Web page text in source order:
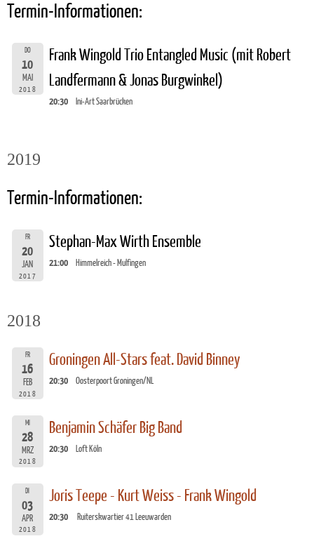
Termin-Informationen:
DO
10
MAI
2018
Frank Wingold Trio Entangled Music (mit Robert
Landfermann & Jonas Burgwinkel)
20:30 Ini-Art Saarbrücken
2019
Termin-Informationen:
FR
20
JAN
2017
Stephan-Max Wirth Ensemble
21:00 Himmelreich - Mulfingen
2018
FR
16
FEB
2018
Groningen All-Stars feat. David Binney
20:30 Oosterpoort Groningen/NL
MI
28
MRZ
2018
Benjamin Schäfer Big Band
20:30 Loft Köln
DI
03
APR
2018
Joris Teepe - Kurt Weiss - Frank Wingold
20:30 Ruiterskwartier 41 Leeuwarden